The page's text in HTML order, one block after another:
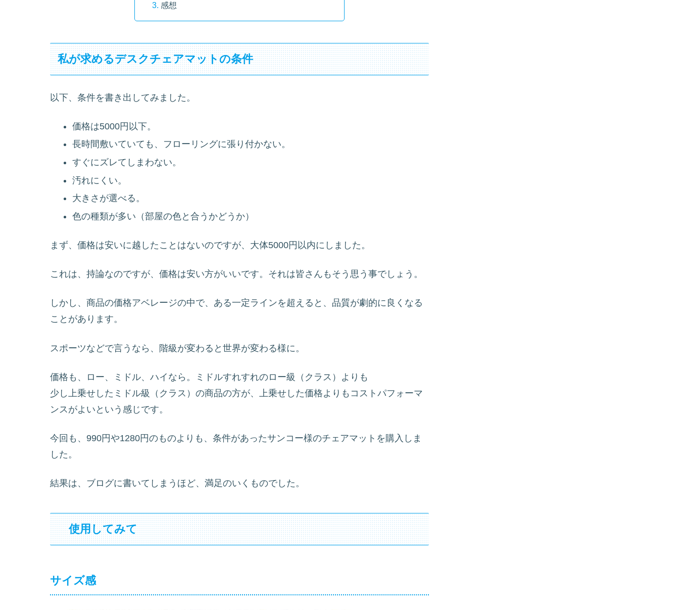
感想
私が求めるデスクチェアマットの条件
以下、条件を書き出してみました。
価格は5000円以下。
長時間敷いていても、フローリングに張り付かない。
すぐにズレてしまわない。
汚れにくい。
大きさが選べる。
色の種類が多い（部屋の色と合うかどうか）
まず、価格は安いに越したことはないのですが、大体5000円以内にしました。
これは、持論なのですが、価格は安い方がいいです。それは皆さんもそう思う事でしょう。
しかし、商品の価格アベレージの中で、ある一定ラインを超えると、品質が劇的に良くなる
ことがあります。
スポーツなどで言うなら、階級が変わると世界が変わる様に。
価格も、ロー、ミドル、ハイなら。ミドルすれすれのロー級（クラス）よりも
少し上乗せしたミドル級（クラス）の商品の方が、上乗せした価格よりもコストパフォーマ
ンスがよいという感じです。
今回も、990円や1280円のものよりも、条件があったサンコー様のチェアマットを購入しま
した。
結果は、ブログに書いてしまうほど、満足のいくものでした。
使用してみて
サイズ感